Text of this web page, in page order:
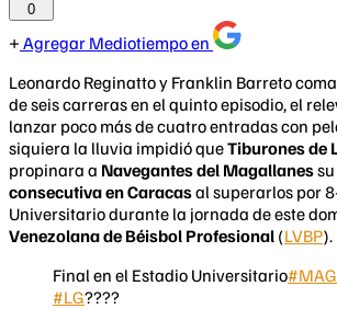
0
Agregar Mediotiempo en
Leonardo Reginatto y Franklin Barreto
de seis carreras en el quinto episodio, el
lanzar poco más de cuatro entradas con
siquiera la lluvia impidió queTiburones de
propinara a Navegantes del Magallanessu
consecutiva en Caracasal superarlos por
Universitario durante la jornada de este
Venezolana de Béisbol Profesional (LVBP).
Final en el Estadio Universitario#MAG
#LG????